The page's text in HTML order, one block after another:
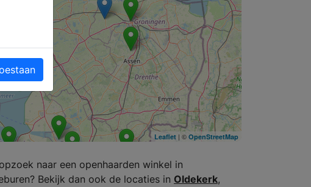
Leaflet| © OpenStreetMap
naar een openhaarden winkel in
Bekijk dan ook de locaties in Oldekerk,